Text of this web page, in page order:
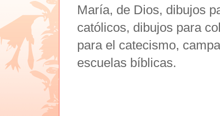
María, de Dios, dibujos
católicos, dibujos para
para el catecismo,
escuelas bíblicas.